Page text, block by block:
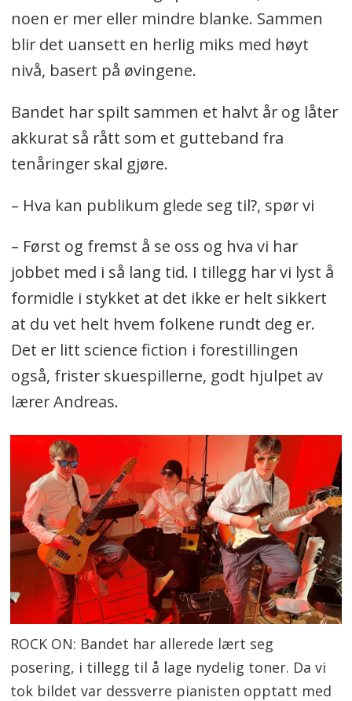
noen er mer eller mindre blanke. Sammen
blir det uansett en herlig miks med høyt
nivå, basert på øvingene.
Bandet har spilt sammen et halvt år og låter
akkurat så rått som et gutteband fra
tenåringer skal gjøre.
– Hva kan publikum glede seg til?, spør vi
– Først og fremst å se oss og hva vi har
jobbet med i så lang tid. I tillegg har vi lyst å
formidle i stykket at det ikke er helt sikkert
at du vet helt hvem folkene rundt deg er.
Det er litt science fiction i forestillingen
også, frister skuespillerne, godt hjulpet av
lærer Andreas.
ROCK ON: Bandet har allerede lært seg
posering, i tillegg til å lage nydelig toner. Da vi
tok bildet var dessverre pianisten opptatt med